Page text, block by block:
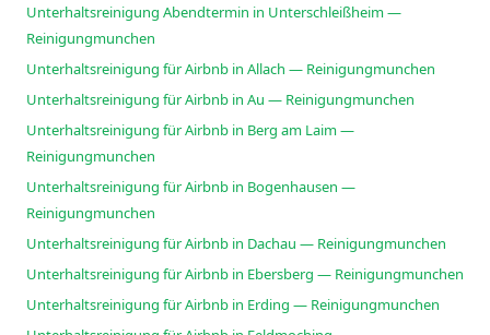
Unterhaltsreinigung Abendtermin in Unterschleißheim —
Reinigungmunchen
Unterhaltsreinigung für Airbnb in Allach — Reinigungmunchen
Unterhaltsreinigung für Airbnb in Au — Reinigungmunchen
Unterhaltsreinigung für Airbnb in Berg am Laim —
Reinigungmunchen
Unterhaltsreinigung für Airbnb in Bogenhausen —
Reinigungmunchen
Unterhaltsreinigung für Airbnb in Dachau — Reinigungmunchen
Unterhaltsreinigung für Airbnb in Ebersberg — Reinigungmunchen
Unterhaltsreinigung für Airbnb in Erding — Reinigungmunchen